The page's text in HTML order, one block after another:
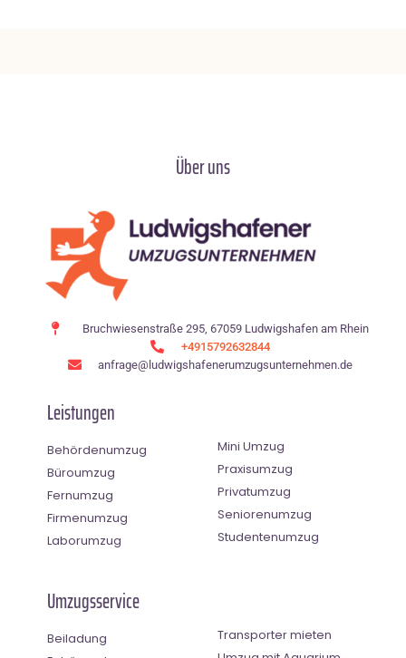
Über uns
Bruchwiesenstraße 295, 67059 Ludwigshafen am Rhein
+4915792632844
anfrage@ludwigshafenerumzugsunternehmen.de
Leistungen
Behördenumzug
Büroumzug
Fernumzug
Firmenumzug
Laborumzug
Mini Umzug
Praxisumzug
Privatumzug
Seniorenumzug
Studentenumzug
Umzugsservice
Beiladung
Transporter mieten